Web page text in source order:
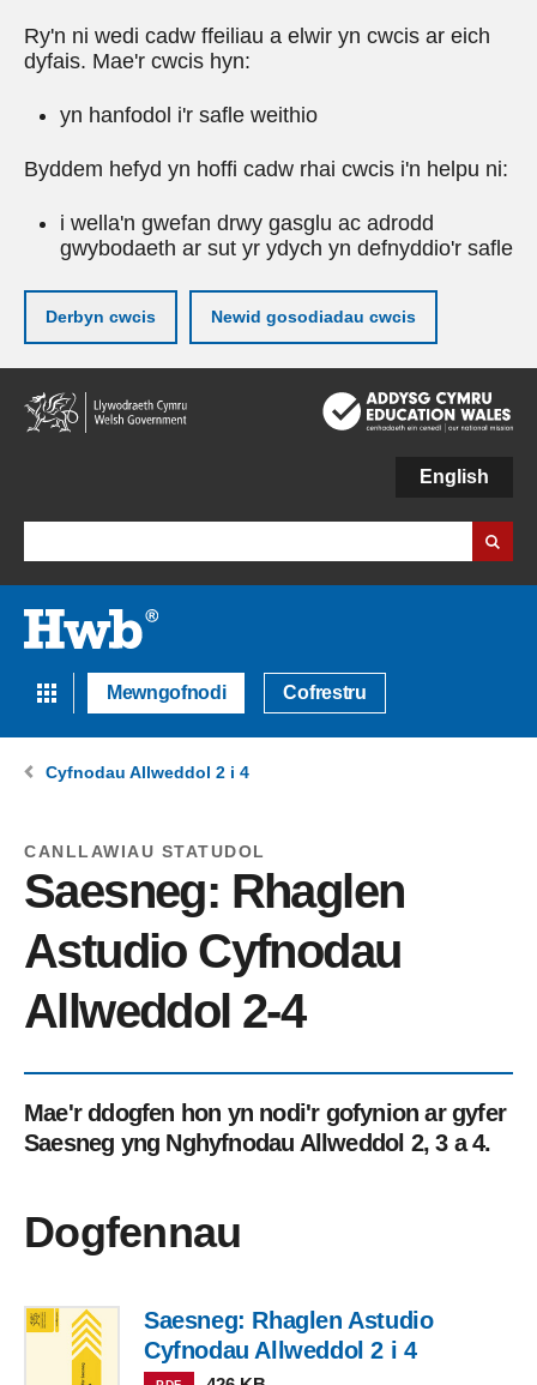
Ry'n ni wedi cadw ffeiliau a elwir yn cwcis ar eich
dyfais. Mae'r cwcis hyn:
yn hanfodol i'r safle weithio
Byddem hefyd yn hoffi cadw rhai cwcis i'n helpu ni:
i wella'n gwefan drwy gasglu ac adrodd
gwybodaeth ar sut yr ydych yn defnyddio'r safle
Derbyn cwcis Newid gosodiadau cwcis
Neidio
i'r
prif
English
Mewngofnodi Cofrestru
Cyfnodau Allweddol 2 i 4
CANLLAWIAU STATUDOL
Saesneg: Rhaglen
Astudio Cyfnodau
Allweddol 2-4
Mae'r ddogfen hon yn nodi'r gofynion ar gyfer
Saesneg yng Nghyfnodau Allweddol 2, 3 a 4.
Dogfennau
Saesneg: Rhaglen Astudio
Cyfnodau Allweddol 2 i 4